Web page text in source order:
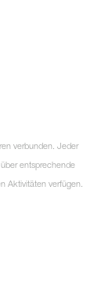
verbunden. Jeder
entsprechende
Aktivitäten verfügen.